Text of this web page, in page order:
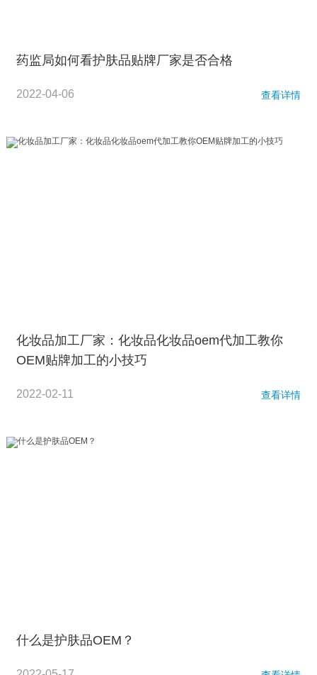
药监局如何看护肤品贴牌厂家是否合格
2022-04-06 查看详情
化妆品加工厂家：化妆品化妆品oem代加工教你
OEM贴牌加工的小技巧
2022-02-11 查看详情
什么是护肤品OEM？